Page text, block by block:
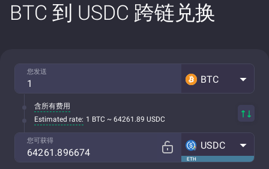
BTC 到 USDC 跨链兑换
您发送
BTC
含所有费用
Estimated rate: 1 BTC ~ 64261.89 USDC
您可获得
ETH
USDC